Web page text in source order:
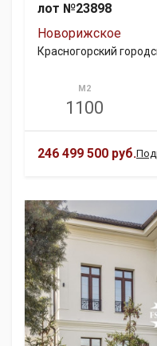
лот №23898
Новорижское
Красногорский
М2
1100
246 499 500 руб.